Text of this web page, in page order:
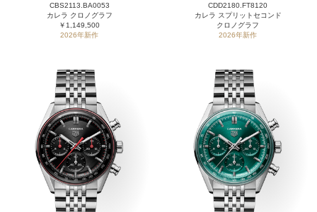
CBS2113.BA0053
カレラ クロノグラフ
￥1,149,500
2026年新作
CDD2180.FT8120
カレラ スプリットセコンド
クロノグラフ
2026年新作